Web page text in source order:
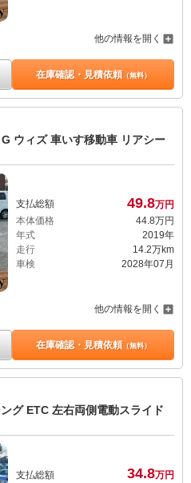
他の情報を開く
在庫確認・見積依頼（無料）
ウィズ 車いす移動車 リアシー
支払総額 49.8万円
本体価格
44. 8万円
年式
2019年
走行
14.2万km
車検
2028年07月
他の情報を開く
在庫確認・見積依頼（無料）
グ ETC 左右両側電動スライド
支払総額 34.8万円